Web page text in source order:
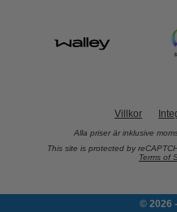
Villkor
Alla priser är inklusive
This site is protected by
Terms of
© 2026